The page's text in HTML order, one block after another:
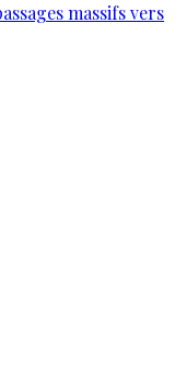
massifs vers